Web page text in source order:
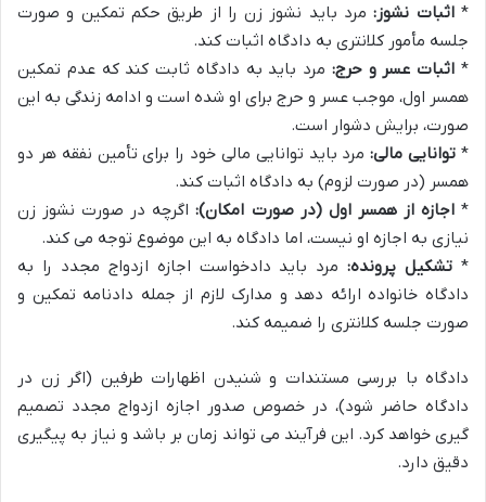
*اثبات نشوز:مرد باید نشوز زن را از طریق حکم تمکین و صورت
جلسه مأمور کلانتری به دادگاه اثبات کند.
* اثبات عسر و حرج: مرد باید به دادگاه ثابت کند که عدم تمکین
همسر اول، موجب عسر و حرج برای او شده است و ادامه زندگی به این
صورت، برایش دشوار است.
* توانایی مالی:مرد باید توانایی مالی خود را برای تأمین نفقه هر دو
همسر (در صورت لزوم) به دادگاه اثبات کند.
*اجازه از همسر اول (در صورت امکان):اگرچه در صورت نشوز زن
نیازی به اجازه او نیست، اما دادگاه به این موضوع توجه می کند.
* تشکیل پرونده:مرد باید دادخواست اجازه ازدواج مجدد را به
دادگاه خانواده ارائه دهد و مدارک لازم از جمله دادنامه تمکین و
صورت جلسه کلانتری را ضمیمه کند.
دادگاه با بررسی مستندات و شنیدن اظهارات طرفین (اگر زن در
دادگاه حاضر شود)، در خصوص صدور اجازه ازدواج مجدد تصمیم
گیری خواهد کرد. این فرآیند می تواند زمان بر باشد و نیاز به پیگیری
دقیق دارد.